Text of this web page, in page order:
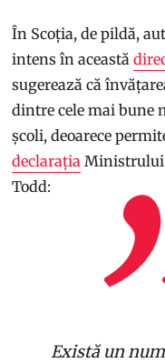
În Scoția, de pildă,
intens în această
sugerează că
dintre cele mai bune
școli, deoarece
declarația Ministrului
Todd:
Există un